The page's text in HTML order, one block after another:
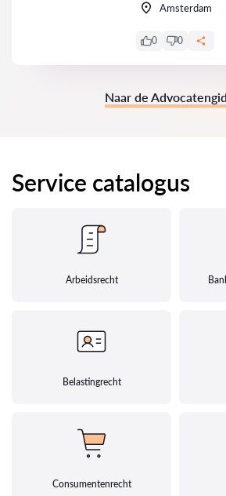
Amsterdam
0 0
Naar de
Service catalogus
Arbeidsrecht
Belastingrecht
Consumentenrecht